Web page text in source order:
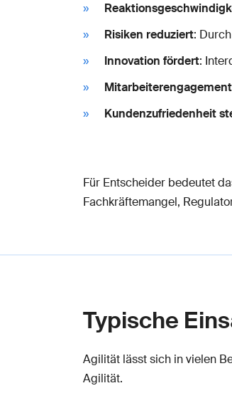
Risiken reduziert:
Innovation fördert:
Kundenzufriedenheit
Für Entscheider bedeutet
Fachkräftemangel,
Typische
Agilität lässt sich in vielen
Agilität.